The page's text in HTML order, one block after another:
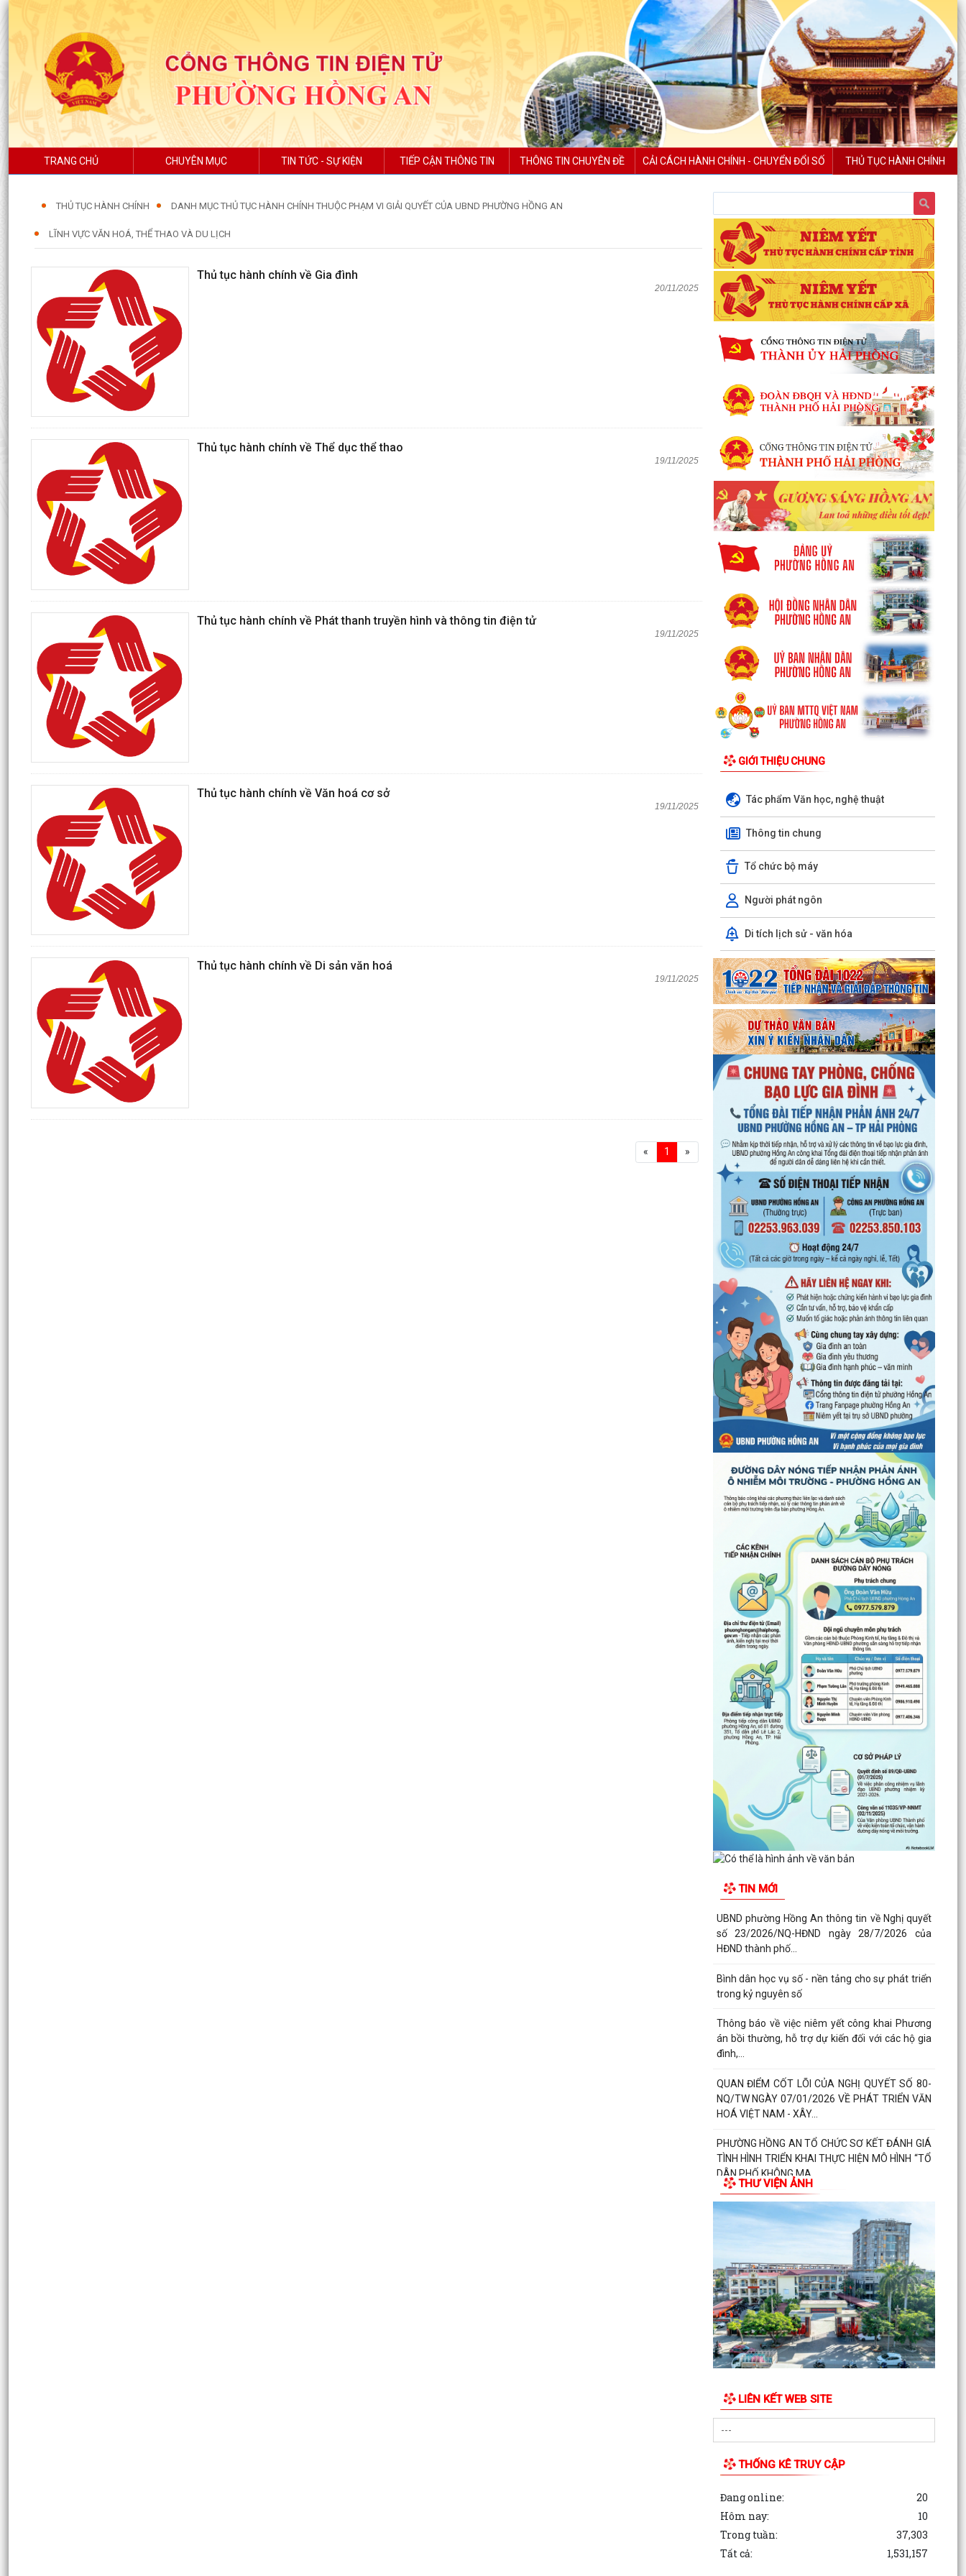
TRANG CHỦ CHUYÊN MỤC TIN TỨC - SỰ KIỆN TIẾP CẬN THÔNG TIN THÔNG TIN CHUYÊN ĐỀ CẢI CÁCH HÀNH CHÍNH - CHUYỂN ĐỔI SỐ THỦ TỤC HÀNH CHÍNH
THỦ TỤC HÀNH CHÍNH DANH MỤC THỦ TỤC HÀNH CHÍNH THUỘC PHẠM VI GIẢI QUYẾT CỦA UBND PHƯỜNG HỒNG AN
LĨNH VỰC VĂN HOÁ, THỂ THAO VÀ DU LỊCH
Thủ tục hành chính về Gia đình
20/11/2025
Thủ tục hành chính về Thể dục thể thao
19/11/2025
Thủ tục hành chính về Phát thanh truyền hình và thông tin điện tử
19/11/2025
Thủ tục hành chính về Văn hoá cơ sở
19/11/2025
Thủ tục hành chính về Di sản văn hoá
19/11/2025
« 1 »
GIỚI THIỆU CHUNG
Tác phẩm Văn học, nghệ thuật
Thông tin chung
Tổ chức bộ máy
Người phát ngôn
Di tích lịch sử - văn hóa
TIN MỚI
UBND phường Hồng An thông tin về Nghị quyết
số 23/2026/NQ-HĐND ngày 28/7/2026 của
HĐND thành phố...
Bình dân học vụ số - nền tảng cho sự phát triển
trong kỷ nguyên số
Thông báo về việc niêm yết công khai Phương
án bồi thường, hỗ trợ dự kiến đối với các hộ gia
đình,...
QUAN ĐIỂM CỐT LÕI CỦA NGHỊ QUYẾT SỐ 80-
NQ/TW NGÀY 07/01/2026 VỀ PHÁT TRIỂN VĂN
HOÁ VIỆT NAM - XÂY...
PHƯỜNG HỒNG AN TỔ CHỨC SƠ KẾT ĐÁNH GIÁ
TÌNH HÌNH TRIỂN KHAI THỰC HIỆN MÔ HÌNH “TỔ
DÂN PHỐ KHÔNG MA...
Thông báo kết quả Kỳ họp thứ 3 (Kỳ họp thường
lệ giữa năm 2026) HĐND thành phố khóa XVII,
THƯ VIỆN ẢNH
LIÊN KẾT WEB SITE
THỐNG KÊ TRUY CẬP
Đang online:
20
Hôm nay:
10
Trong tuần:
37,303
Tất cả:
1,531,157